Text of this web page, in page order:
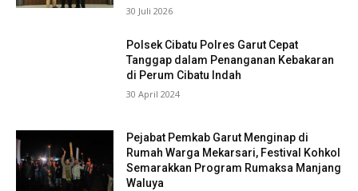
30 Juli 2026
Polsek Cibatu Polres Garut Cepat
Tanggap dalam Penanganan Kebakaran
di Perum Cibatu Indah
30 April 2024
Pejabat Pemkab Garut Menginap di
Rumah Warga Mekarsari, Festival Kohkol
Semarakkan Program Rumaksa Manjang
Waluya